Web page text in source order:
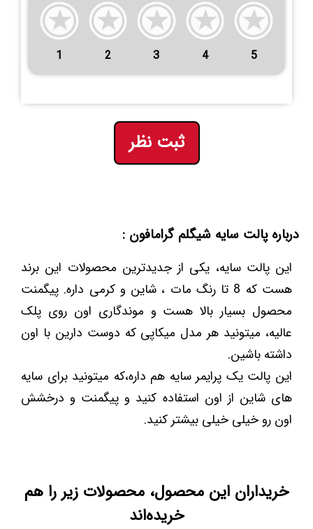
1 2 3 4 5
ثبت نظر
درباره پالت سایه شیگلم گرامافون :
این پالت سایه، یکی از جدیدترین محصولات این برند
هست که 8 تا رنگ مات ، شاین و کرمی داره. پیگمنت
محصول بسیار بالا هست و موندگاری اون روی پلک
عالیه، میتونید هر مدل میکاپی که دوست دارین با اون
داشته باشین.
این پالت یک پرایمر سایه هم داره،که میتونید برای سایه
های شاین از اون استفاده کنید و پیگمنت و درخشش
اون رو خیلی خیلی بیشتر کنید.
خریداران این محصول، محصولات زیر را هم
خریده‌اند